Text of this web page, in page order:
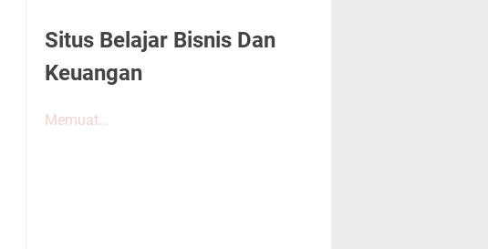
Situs Belajar Bisnis Dan
Keuangan
Memuat...